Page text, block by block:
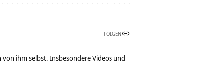
FOLGEN
ihm selbst. Insbesondere Videos und